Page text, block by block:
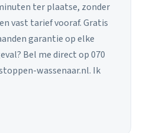
ter plaatse, zonder
vast tarief vooraf. Gratis
garantie op elke
Bel me direct op 070
wassenaar.nl. Ik